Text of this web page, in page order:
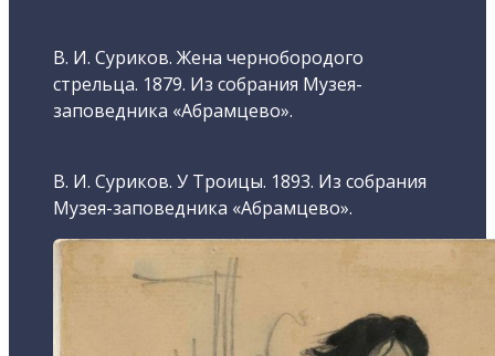
В. И. Суриков. Жена чернобородого
стрельца. 1879. Из собрания Музея-
заповедника «Абрамцево».
В. И. Суриков. У Троицы. 1893. Из собрания
Музея-заповедника «Абрамцево».